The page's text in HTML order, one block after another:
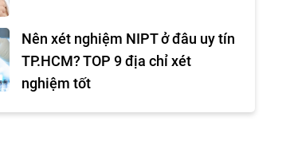
Nên xét nghiệm NIPT ở đâu uy tín
TP.HCM? TOP 9 địa chỉ xét
nghiệm tốt